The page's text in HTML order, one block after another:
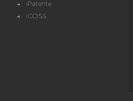
iPatente
iCCISS